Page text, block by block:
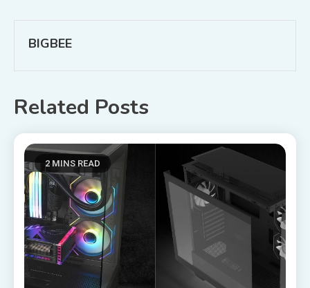
BIGBEE
Related Posts
2 MINS READ